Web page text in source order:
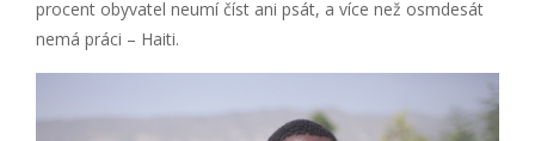
procent obyvatel neumí číst ani psát, a více než osmdesát
nemá práci – Haiti.